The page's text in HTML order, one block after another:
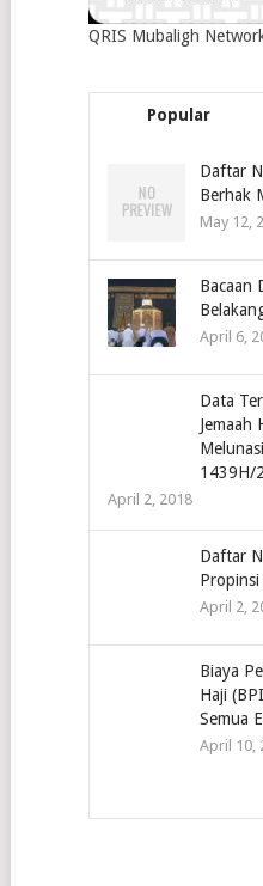
QRIS Mubaligh
Popular
Daftar
Berhak
May 12,
Bacaan
April 6,
Data
Jemaah
1439H/
April 2, 2018
Daftar
April 2,
Biaya
Haji
Semua
April 10,